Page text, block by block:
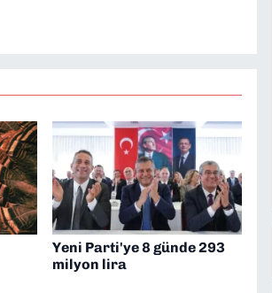
Yeni Parti'ye 8 günde 293
milyon lira